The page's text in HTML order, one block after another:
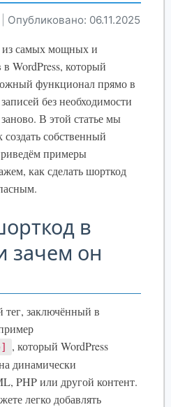
Опубликовано: 06.11.2025
самых мощных и
WordPress, который
функционал прямо в
без необходимости
В этой статье мы
собственный
примеры
как сделать шорткод
в
зачем он
заключённый в
, который WordPress
динамически
PHP или другой контент.
легко добавлять